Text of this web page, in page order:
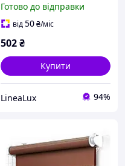
спальні, кухні та дому /
Жалюзі від сонця
Готово до відправки
від50₴/міс
502₴
Купити
LineaLux 94%